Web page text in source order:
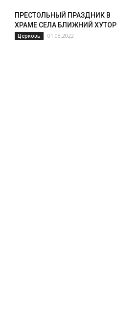
ПРЕСТОЛЬНЫЙ ПРАЗДНИК В
ХРАМЕ СЕЛА БЛИЖНИЙ ХУТОР
Церковь 01.08.2022